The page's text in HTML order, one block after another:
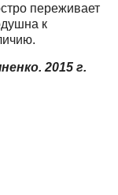
переживает
к
2015 г.